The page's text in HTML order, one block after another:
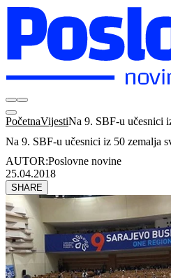
PočetnaVijestiNa 9. SBF-u učesnici
Na 9. SBF-u učesnici iz 50 zemalja
AUTOR:Poslovne novine
25.04.2018
SHARE